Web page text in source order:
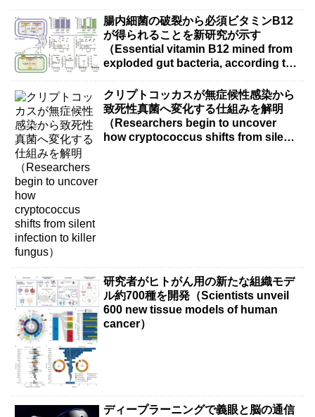
腸内細菌の破裂から必須ビタミンB12
が得られることを新研究が示す
（Essential vitamin B12 mined from
exploded gut bacteria, according to
クリプトコッカスが無症候性感染から
致死性真菌へ変化する仕組みを解明
（Researchers begin to uncover
how cryptococcus shifts from silent
研究者がヒトがん用の新たな組織モデ
ル約700種を開発（Scientists unveil
600 new tissue models of human
cancer）
ディープラーニングで義眼と脳の通信